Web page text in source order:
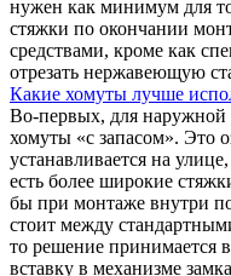
нужен как минимум для
стяжки по окончании
средствами, кроме как
отрезать нержавеющую
Какие хомуты лучше
Во-первых, для наружной
хомуты «с запасом». Это
устанавливается на
есть более широкие
бы при монтаже внутри
стоит между
то решение принимается
вставку в механизме